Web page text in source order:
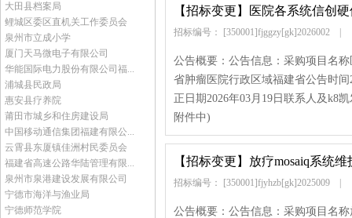
大田县档案局
鲤城区委区直机关工作委员会
泉州市立成小学
厦门天马微电子有限公司
华能国际电力股份有限公司福...
浦城县民政局
惠安县疗养院
莆田市城乡和住房建设局
中国移动通信集团福建有限公...
云霄县东厦镇佳洲村民委员会
福建省高速公路华陆管理有限...
泉州市泉港建设发展有限公司
宁德市海洋与渔业局
宁德师范学院
【招标变更】 医院各系统信创
招标编号： [350001]fjggzy[gk]2026002
公告概要：公告信息：采购项目名
省肿瘤医院行政区域福建省公告时间
正日期2026年03月19日联系人及k8
附件中)
【招标变更】 放疗mosaiq系统
招标编号： [350001]fjyhzb[gk]2025009
公告概要：公告信息：采购项目名